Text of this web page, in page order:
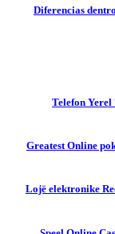
Diferencias
Telefon Yerel
Greatest Online
Lojë elektronike